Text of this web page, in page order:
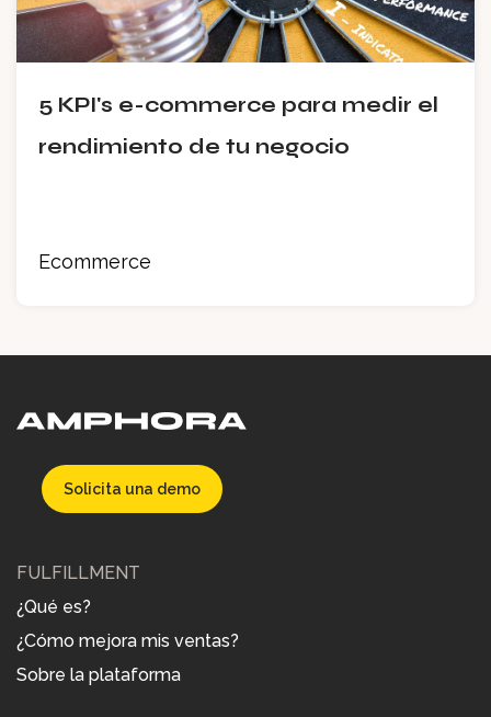
Ecommerce
5 KPI's e-commerce para medir el
rendimiento de tu negocio
FULFILLMENT
¿Qué es?
¿Cómo mejora mis ventas?
Sobre la plataforma
Solicita una demo